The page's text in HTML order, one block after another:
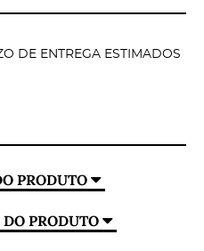
DE ENTREGA ESTIMADOS
PRODUTO
PRODUTO